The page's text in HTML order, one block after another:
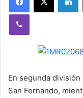
En segunda división
San Fernando,